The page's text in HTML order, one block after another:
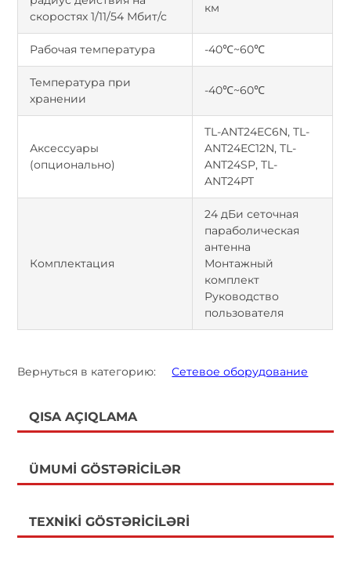
скоростях 1/11/54 Мбит/с
км
Рабочая температура -40℃~60℃
Температура при
хранении
-40℃~60℃
Аксессуары
(опционально)
TL-ANT24EC6N, TL-
ANT24EC12N, TL-
ANT24SP, TL-
ANT24PT
Комплектация
24 дБи сеточная
параболическая
антенна
Монтажный
комплект
Руководство
пользователя
Вернуться в категорию:Сетевое оборудование
QISA AÇIQLAMA
ÜMUMI GÖSTƏRICILƏR
TEXNIKI GÖSTƏRICILƏRI